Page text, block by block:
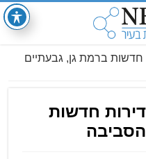
חדשות ברמת גן, גבעתיים
חדשות